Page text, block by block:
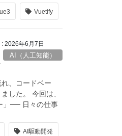
Vuetify
:2026年6月7日
AI（人工知能）
、コードベー
した。 今回は、
」── 日々の仕事
AI駆動開発